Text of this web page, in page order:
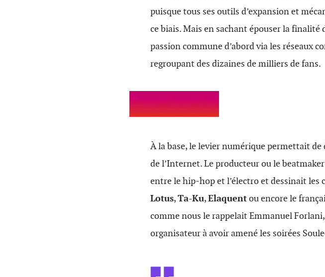
puisque tous ses outils d’expansion et
ce biais. Mais en sachant épouser la
passion commune d’abord via les réseaux
regroupant des dizaines de milliers de fans.
À la base, le levier numérique permettait
de l’Internet. Le producteur ou le
entre le hip-hop et l’électro et dessinait les
Lotus,Ta-Ku,Elaquentou encore le
comme nous le rappelait Emmanuel
organisateur à avoir amené les soirées